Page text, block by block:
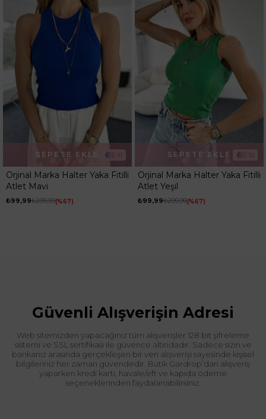
Orjinal Marka Halter Yaka Fitilli
Atlet Mavi
₺99,99₺299,99 %67
SEPETE EKLE
Orjinal Marka Halter Yaka Fitilli
Atlet Yeşil
₺99,99₺299,99 %67
SEPETE EKLE
Güvenli Alışverişin Adresi
Web sitemizden yapacağınız tüm alışverişler 128 bit şifreleme
sistemi ve SSL sertifikası ile güvence altındadır. Sadece sizin ve
bankanız arasında gerçekleşen bir veri alışverişi sayesinde kişisel
bilgileriniz her zaman güvendedir. Butik Gardrop’dan alışveriş
yaparken kredi kartı, havale/eft ve kapıda ödeme
seçeneklerinden faydalanabilirsiniz.